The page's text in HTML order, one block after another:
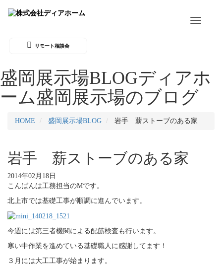
Toggle
リモート相談会
盛岡展示場BLOGディアホ
ーム盛岡展示場のブログ
HOME 盛岡展示場BLOG 岩手 薪ストーブのある家
岩手 薪ストーブのある家
2014年02月18日
こんばんは工務担当のMです。
北上市では基礎工事が順調に進んでいます。
今週には第三者機関による配筋検査も行います。
寒い中作業を進めている基礎職人に感謝してます！
３月には大工工事が始まります。